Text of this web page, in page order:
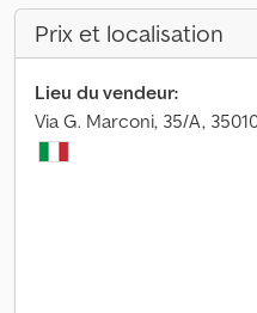
Prix et localisation
Lieu du vendeur:
Via G. Marconi, 35/A,